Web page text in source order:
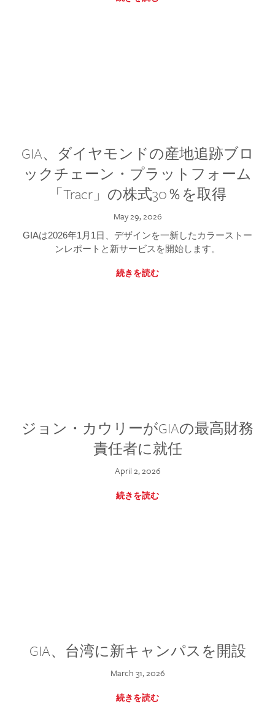
GIA、ダイヤモンドの産地追跡ブロ
ックチェーン・プラットフォーム
「Tracr」の株式30％を取得
May 29, 2026
GIAは2026年1月1日、デザインを一新したカラーストー
ンレポートと新サービスを開始します。
続きを読む
ジョン・カウリーがGIAの最高財務
責任者に就任
April 2, 2026
続きを読む
GIA、台湾に新キャンパスを開設
March 31, 2026
続きを読む